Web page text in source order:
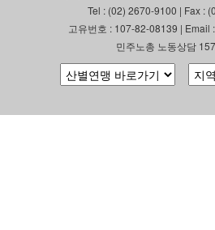
Tel : (02) 2670-9100 | Fax :
고유번호 : 107-82-08139 | Email
민주노총 노동상담